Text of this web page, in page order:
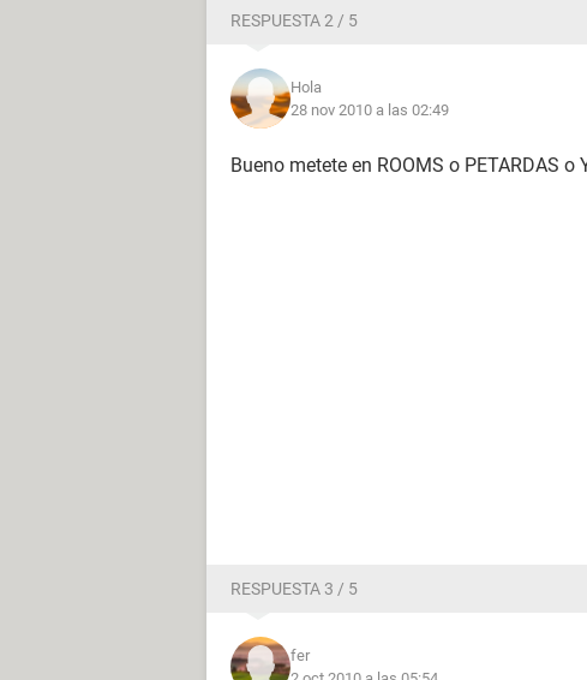
RESPUESTA 2 / 5
Hola
28 nov 2010 a las 02:49
Bueno metete en ROOMS o PETARDAS o
RESPUESTA 3 / 5
fer